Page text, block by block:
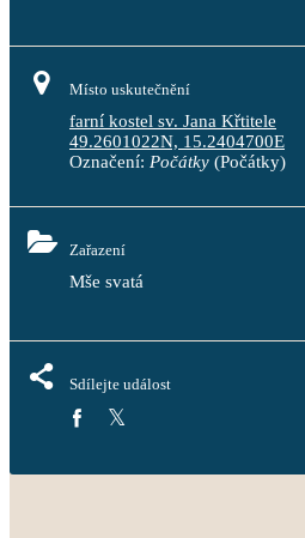
Místo uskutečnění
farní kostel sv. Jana Křtitele
49.2601022N, 15.2404700E
Označení: Počátky (Počátky)
Zařazení
Mše svatá
Sdílejte událost